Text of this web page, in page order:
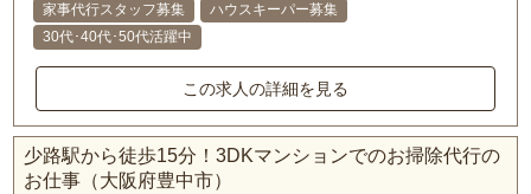
家事代行スタッフ募集
ハウスキーパー募集
30代･40代･50代活躍中
この求人の詳細を見る
少路駅から徒歩15分！3DKマンションでのお掃除代行の
お仕事（大阪府豊中市）